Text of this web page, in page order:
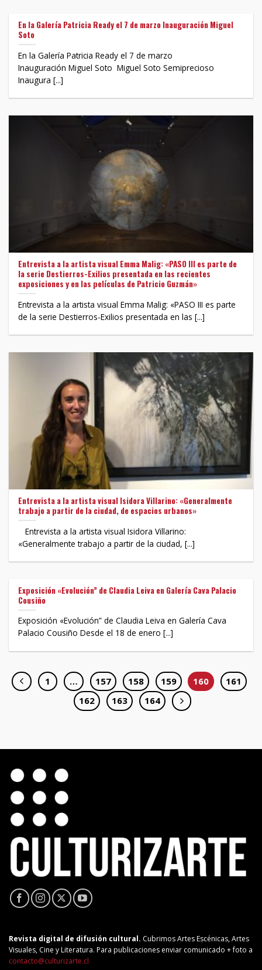
En la Galería Patricia Ready el 7 de marzo Inauguración Miguel
Soto
En la Galería Patricia Ready el 7 de marzo
Inauguración Miguel Soto Miguel Soto Semiprecioso
Inaugura [...]
Entrevista a la artista visual Emma Malig: «PASO III es parte de
la serie Destierros-Exilios presentada en las recientes
exposiciones y en las películas de Patricio Guzmán»
Entrevista a la artista visual Emma Malig: «PASO III es parte
de la serie Destierros-Exilios presentada en las [...]
Entrevista a la artista visual Isidora Villarino: «Generalmente
trabajo a partir de la ciudad, de espacios urbanos»
Entrevista a la artista visual Isidora Villarino:
«Generalmente trabajo a partir de la ciudad, [...]
Exposición «Evolución” de Claudia Leiva en Galería Cava Palacio
Cousiño
Exposición «Evolución” de Claudia Leiva en Galería Cava
Palacio Cousiño Desde el 18 de enero [...]
1 … 157 158 159 160
161
162
163 164
Revista digital de difusión cultural. Cubrimos Artes Escénicas, Artes
Visuales, Cine y Literatura. Para publicaciones enviar comunicado + foto a
contacto@culturizarte.cl